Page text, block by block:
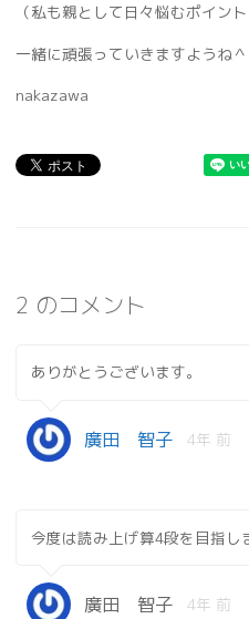
（私も親として日々悩むポイント
一緒に頑張っていきますようね＾
nakazawa
2 のコメント
ありがとうございます。
廣田 智子 4年 前
今度は読み上げ算4段を目指し
廣田 智子 4年 前